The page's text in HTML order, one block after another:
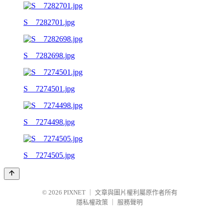
S__7282701.jpg
S__7282698.jpg
S__7274501.jpg
S__7274498.jpg
S__7274505.jpg
© 2026 PIXNET
文章與圖片權利屬原作者所有
隱私權政策
服務聲明